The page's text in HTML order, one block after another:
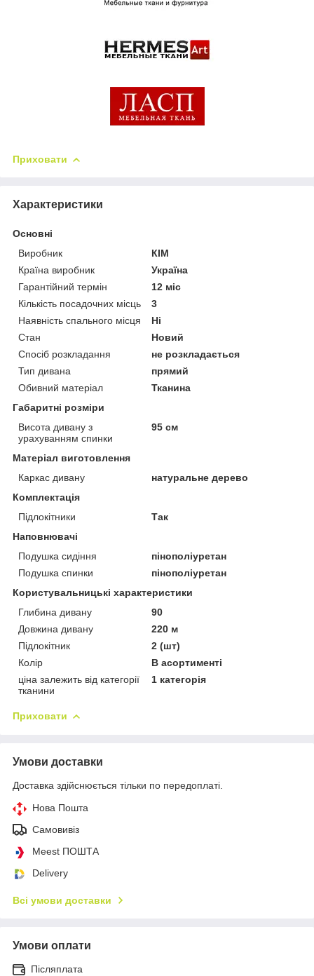
Приховати
Характеристики
Основні
Виробник
КІМ
Країна виробник
Україна
Гарантійний термін
12 міс
Кількість посадочних місць
3
Наявність спального місця
Ні
Стан
Новий
Спосіб розкладання
не розкладається
Тип дивана
прямий
Обивний матеріал
Тканина
Габаритні розміри
Висота дивану з
урахуванням спинки
95 см
Матеріал виготовлення
Каркас дивану
натуральне дерево
Комплектація
Підлокітники
Так
Наповнювачі
Подушка сидіння
пінополіуретан
Подушка спинки
пінополіуретан
Користувальницькі характеристики
Глибина дивану
90
Довжина дивану
220 м
Підлокітник
2 (шт)
Колір
В асортименті
ціна залежить від категорії
тканини
1 категорія
Приховати
Умови доставки
Доставка здійснюється тільки по передоплаті.
Нова Пошта
Самовивіз
Meest ПОШТА
Delivery
Всі умови доставки
Умови оплати
Післяплата